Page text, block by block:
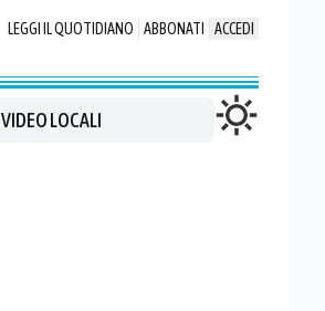
LEGGI IL QUOTIDIANO ABBONATI ACCEDI
VIDEO LOCALI